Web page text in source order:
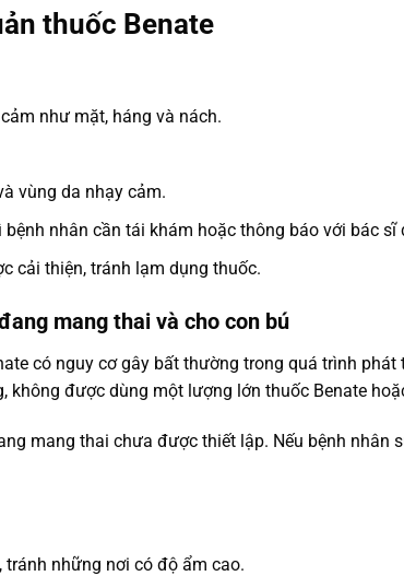
thuốc Benate
như mặt, háng và nách.
vùng da nhạy cảm.
nhân cần tái khám hoặc thông báo với bác sĩ
cải thiện, tránh lạm dụng thuốc.
mang thai và cho con bú
có nguy cơ gây bất thường trong quá trình
không được dùng một lượng lớn thuốc Benate
mang thai chưa được thiết lập. Nếu bệnh
những nơi có độ ẩm cao.